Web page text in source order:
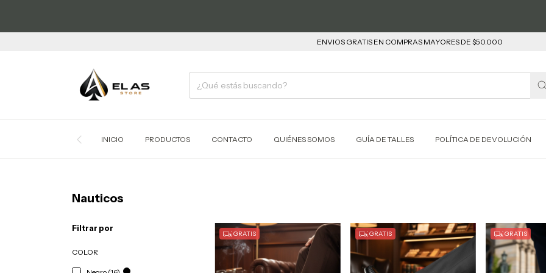
ENVIOS GRATIS EN COMPRAS MAYORES DE $50.000
INICIO PRODUCTOS CONTACTO QUIÉNES SOMOS GUÍA DE TALLES POLÍTICA DE DEVOLUCIÓN
Nauticos
Filtrar por
COLOR
GRATIS GRATIS GRATIS